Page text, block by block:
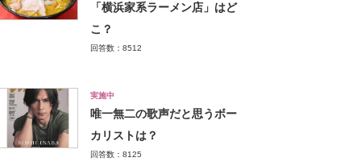
「横浜家系ラーメン店」はど
こ？
回答数：8512
実施中
唯一無二の歌声だと思うボー
カリストは？
回答数：8125